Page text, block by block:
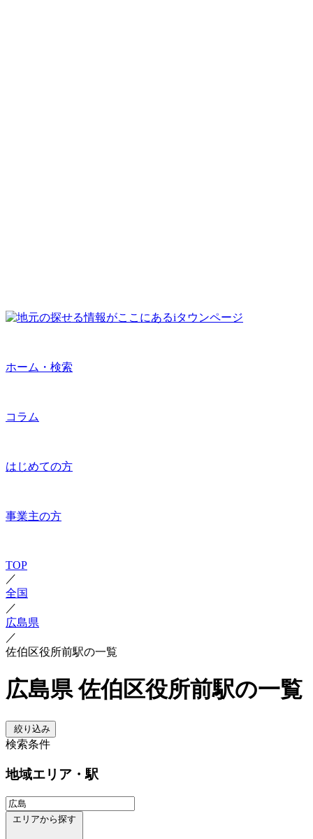
ホーム・検索
コラム
はじめての方
事業主の方
TOP
／
全国
／
広島県
／
佐伯区役所前駅の一覧
広島県 佐伯区役所前駅の一覧
絞り込み
検索条件
地域エリア・駅
エリアから探す